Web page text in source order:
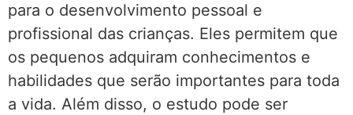
para o desenvolvimento pessoal e
profissional das crianças. Eles permitem que
os pequenos adquiram conhecimentos e
habilidades que serão importantes para toda
a vida. Além disso, o estudo pode ser